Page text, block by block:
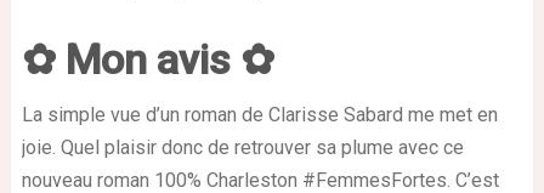
✿ Mon avis ✿
La simple vue d’un roman de Clarisse Sabard me met en
joie. Quel plaisir donc de retrouver sa plume avec ce
nouveau roman 100% Charleston #FemmesFortes. C’est